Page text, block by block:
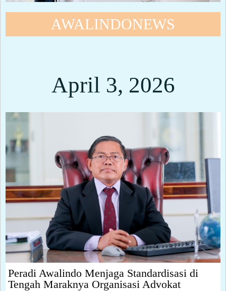
AWALINDONEWS
April 3, 2026
Peradi Awalindo Menjaga Standardisasi di
Tengah Maraknya Organisasi Advokat